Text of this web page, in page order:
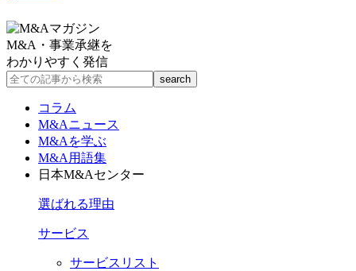
M&A・事業承継を
わかりやすく発信
コラム
M&Aニュース
M&Aを学ぶ
M&A用語集
日本M&Aセンター
選ばれる理由
サービス
サービスリスト